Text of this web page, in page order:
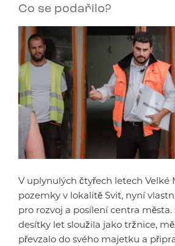
Co se podařilo?
V uplynulých čtyřech letech Velké
pozemky v lokalitě Svit, nyní
pro rozvoj a posílení centra
desítky let sloužila jako tržnice,
převzalo do svého majetku a